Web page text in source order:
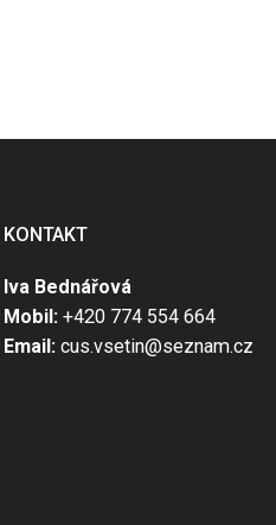
KONTAKT
Iva Bednářová
Mobil: +420 774 554 664
Email:cus.vsetin@seznam.cz